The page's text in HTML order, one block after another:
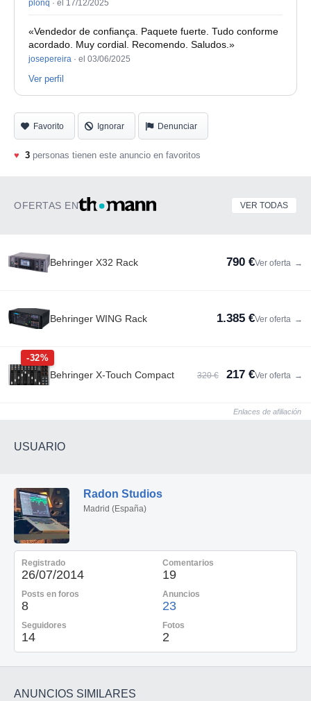
plonq · el 17/12/2025
«Vendedor de confiança. Paquete fuerte. Tudo conforme
acordado. Muy cordial. Recomendo. Saludos.»
josepereira · el 03/06/2025
Ver perfil
Favorito Ignorar Denunciar
♥ 3 personas tienen este anuncio en favoritos
OFERTAS EN VER TODAS
Behringer X32 Rack 790 €Ver oferta →
Behringer WING Rack 1.385 €Ver oferta →
-32%
Behringer X-Touch Compact 320 € 217 €Ver oferta →
Enlaces de afiliación
USUARIO
Radon Studios
Madrid (España)
Registrado
26/07/2014
Comentarios
19
Posts en foros
8
Anuncios
23
Seguidores
14
Fotos
2
ANUNCIOS SIMILARES